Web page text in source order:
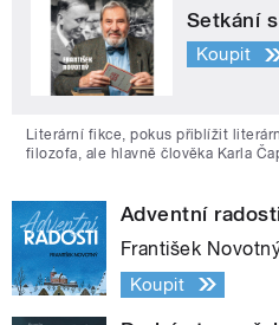
Setkání
Koupit
Literární fikce, pokus přiblížit
filozofa, ale hlavně člověka Karla
Adventní radosti
František
Koupit